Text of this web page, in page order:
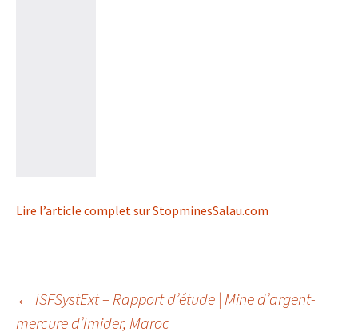
Lire l’article complet sur StopminesSalau.com
Navigation
← ISFSystExt – Rapport d’étude | Mine d’argent-
mercure d’Imider, Maroc